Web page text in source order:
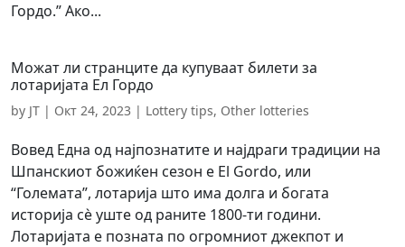
Гордо.” Ако...
Можат ли странците да купуваат билети за
лотаријата Ел Гордо
by JT | Окт 24, 2023 | Lottery tips, Other lotteries
Вовед Една од најпознатите и најдраги традиции на
Шпанскиот божиќен сезон е El Gordo, или
“Големата”, лотарија што има долга и богата
историја сè уште од раните 1800-ти години.
Лотаријата е позната по огромниот джекпот и